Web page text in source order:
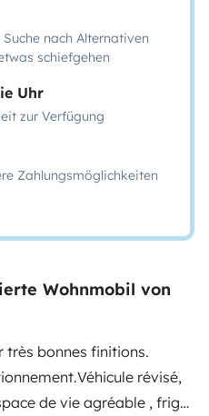
nach Alternativen
schiefgehen
Uhr
zur Verfügung
Zahlungsmöglichkeiten
Wohnmobil von
très bonnes finitions.
Véhicule révisé,
de vie agréable , frigo